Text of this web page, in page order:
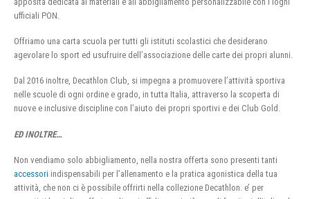
ufficiali PON.
Offriamo una carta scuola per tutti gli istituti scolastici che desiderano
agevolare lo sport ed usufruire dell’associazione delle carte dei propri alunni.
Dal 2016 inoltre, Decathlon Club, si impegna a promuovere l’attività sportiva
nelle scuole di ogni ordine e grado, in tutta Italia, attraverso la scoperta di
nuove e inclusive discipline con l’aiuto dei propri sportivi e dei Club Gold.
ED INOLTRE…
Non vendiamo solo abbigliamento, nella nostra offerta sono presenti tanti
accessori indispensabili per l’allenamento e la pratica agonistica della tua
attività, che non ci è possibile offrirti nella collezione Decathlon. e’ per